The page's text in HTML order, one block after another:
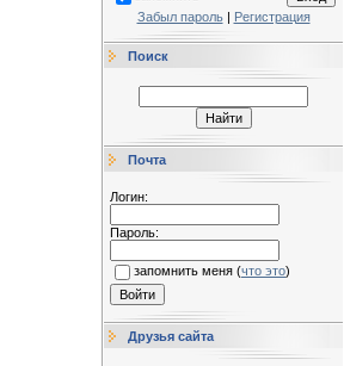
Забыл пароль| Регистрация
Поиск
Почта
Логин:
Пароль:
запомнить меня (что это)
Друзья сайта